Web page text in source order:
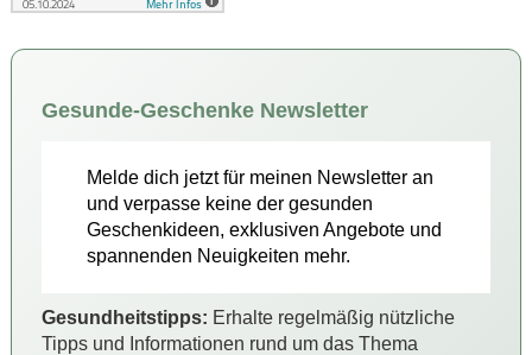
Gesunde-Geschenke Newsletter
Melde dich jetzt für meinen Newsletter an
und verpasse keine der gesunden
Geschenkideen, exklusiven Angebote und
spannenden Neuigkeiten mehr.
Gesundheitstipps: Erhalte regelmäßig nützliche
Tipps und Informationen rund um das Thema